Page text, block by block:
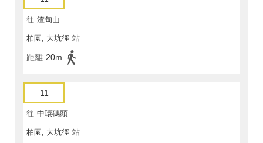
往 渣甸山
柏園, 大坑徑 站
距離 20m
11
往 中環碼頭
柏園, 大坑徑 站